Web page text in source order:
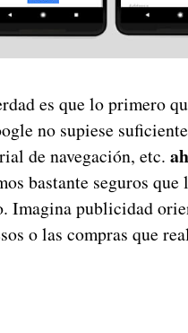
es que lo primero
no supiese
de navegación, etc.
bastante seguros
Imagina publicidad
o las compras que